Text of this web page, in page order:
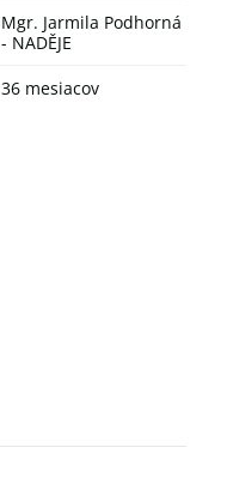
Mgr. Jarmila Podhorná
- NADĚJE
36 mesiacov